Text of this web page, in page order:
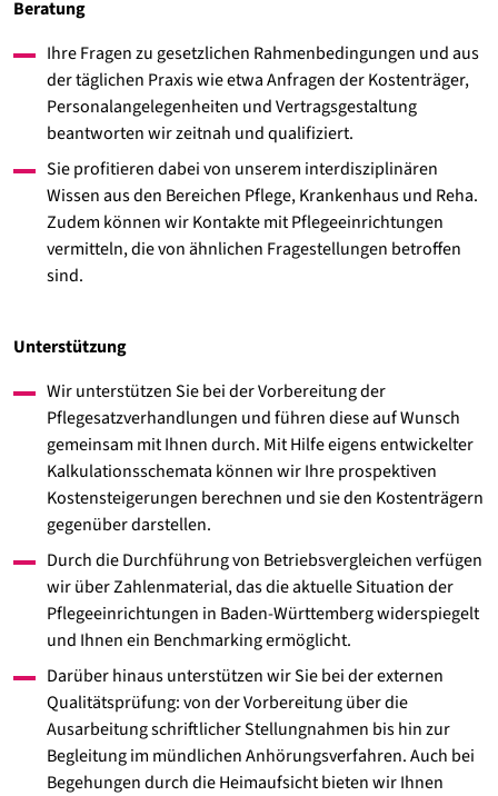
Beratung
Ihre Fragen zu gesetzlichen Rahmenbedingungen und aus
der täglichen Praxis wie etwa Anfragen der Kostenträger,
Personalangelegenheiten und Vertragsgestaltung
beantworten wir zeitnah und qualifiziert.
Sie profitieren dabei von unserem interdisziplinären
Wissen aus den Bereichen Pflege, Krankenhaus und Reha.
Zudem können wir Kontakte mit Pflegeeinrichtungen
vermitteln, die von ähnlichen Fragestellungen betroffen
sind.
Unterstützung
Wir unterstützen Sie bei der Vorbereitung der
Pflegesatzverhandlungen und führen diese auf Wunsch
gemeinsam mit Ihnen durch. Mit Hilfe eigens entwickelter
Kalkulationsschemata können wir Ihre prospektiven
Kostensteigerungen berechnen und sie den Kostenträgern
gegenüber darstellen.
Durch die Durchführung von Betriebsvergleichen verfügen
wir über Zahlenmaterial, das die aktuelle Situation der
Pflegeeinrichtungen in Baden-Württemberg widerspiegelt
und Ihnen ein Benchmarking ermöglicht.
Darüber hinaus unterstützen wir Sie bei der externen
Qualitätsprüfung: von der Vorbereitung über die
Ausarbeitung schriftlicher Stellungnahmen bis hin zur
Begleitung im mündlichen Anhörungsverfahren. Auch bei
Begehungen durch die Heimaufsicht bieten wir Ihnen